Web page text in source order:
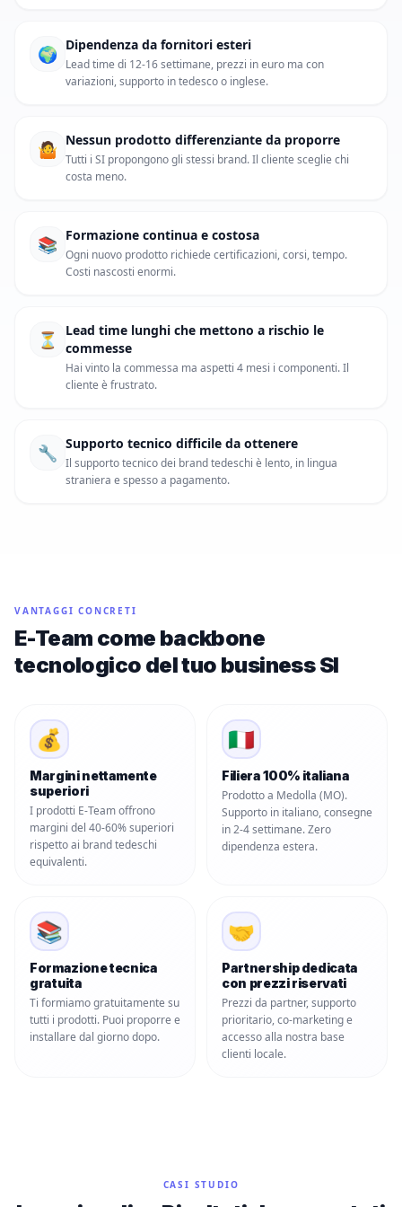
🌍 Dipendenza da fornitori esteri
Lead time di 12-16 settimane, prezzi in euro ma con
variazioni, supporto in tedesco o inglese.
🤷 Nessun prodotto differenziante da proporre
Tutti i SI propongono gli stessi brand. Il cliente sceglie chi
costa meno.
📚 Formazione continua e costosa
Ogni nuovo prodotto richiede certificazioni, corsi, tempo.
Costi nascosti enormi.
⏳
Lead time lunghi che mettono a rischio le
commesse
Hai vinto la commessa ma aspetti 4 mesi i componenti. Il
cliente è frustrato.
🔧 Supporto tecnico difficile da ottenere
Il supporto tecnico dei brand tedeschi è lento, in lingua
straniera e spesso a pagamento.
VANTAGGI CONCRETI
E-Team come backbone
tecnologico del tuo business SI
💰
Margini nettamente
superiori
I prodotti E-Team offrono
margini del 40-60% superiori
rispetto ai brand tedeschi
equivalenti.
🇮🇹
Filiera 100% italiana
Prodotto a Medolla (MO).
Supporto in italiano, consegne
in 2-4 settimane. Zero
dipendenza estera.
📚
Formazione tecnica
gratuita
Ti formiamo gratuitamente su
tutti i prodotti. Puoi proporre e
installare dal giorno dopo.
🤝
Partnership dedicata
con prezzi riservati
Prezzi da partner, supporto
prioritario, co-marketing e
accesso alla nostra base
clienti locale.
CASI STUDIO